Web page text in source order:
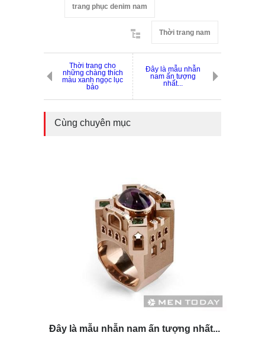
trang phục denim nam
Thời trang nam
Thời trang cho
những chàng thích
màu xanh ngọc lục
bảo
Đây là mẫu nhẫn
nam ấn tượng
nhất...
Cùng chuyên mục
Đây là mẫu nhẫn nam ấn tượng nhất...